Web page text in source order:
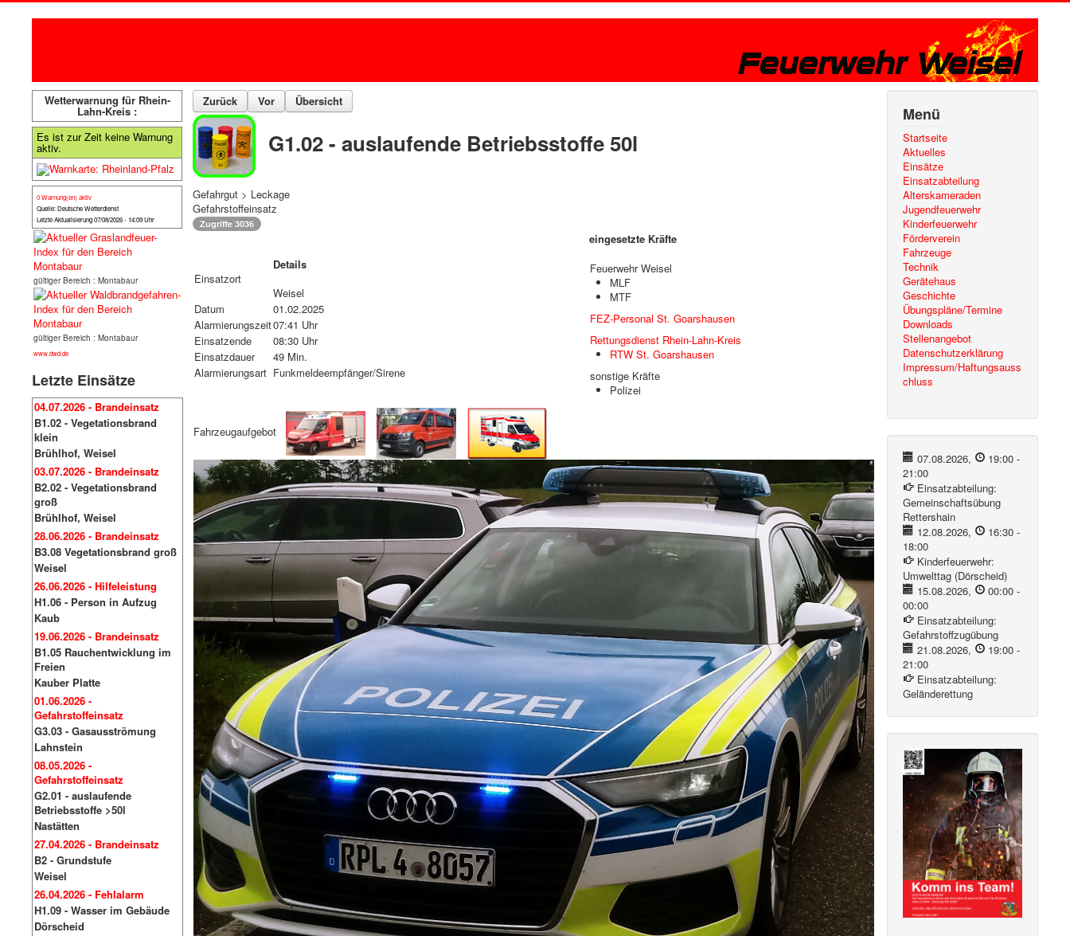
Wetterwarnung für Rhein-
Lahn-Kreis :
Es ist zur Zeit keine Warnung
aktiv.
0 Warnung(en) aktiv
Quelle: Deutsche Wetterdienst
Letzte Aktualisierung 07/08/2026 - 14:09 Uhr
gültiger Bereich : Montabaur
gültiger Bereich : Montabaur
www.dwd.de
Letzte Einsätze
04.07.2026 - Brandeinsatz
B1.02 - Vegetationsbrand
klein
Brühlhof, Weisel
03.07.2026 - Brandeinsatz
B2.02 - Vegetationsbrand
groß
Brühlhof, Weisel
28.06.2026 - Brandeinsatz
B3.08 Vegetationsbrand groß
Weisel
26.06.2026 - Hilfeleistung
H1.06 - Person in Aufzug
Kaub
19.06.2026 - Brandeinsatz
B1.05 Rauchentwicklung im
Freien
Kauber Platte
01.06.2026 -
Gefahrstoffeinsatz
G3.03 - Gasausströmung
Lahnstein
08.05.2026 -
Gefahrstoffeinsatz
G2.01 - auslaufende
Betriebsstoffe >50l
Nastätten
27.04.2026 - Brandeinsatz
B2 - Grundstufe
Weisel
26.04.2026 - Fehlalarm
H1.09 - Wasser im Gebäude
Dörscheid
Zurück Vor Übersicht
G1.02 - auslaufende Betriebsstoffe 50l
Gefahrgut > Leckage
Gefahrstoffeinsatz
Zugriffe 3036
Einsatzort
Details
Weisel
Datum
01.02.2025
Alarmierungszeit07:41 Uhr
Einsatzende
08:30 Uhr
Einsatzdauer
49 Min.
Alarmierungsart Funkmeldeempfänger/Sirene
eingesetzte Kräfte
Feuerwehr Weisel
MLF
MTF
FEZ-Personal St. Goarshausen
Rettungsdienst Rhein-Lahn-Kreis
RTW St. Goarshausen
sonstige Kräfte
Polizei
Fahrzeugaufgebot
Menü
Startseite
Aktuelles
Einsätze
Einsatzabteilung
Alterskameraden
Jugendfeuerwehr
Kinderfeuerwehr
Förderverein
Fahrzeuge
Technik
Gerätehaus
Geschichte
Übungspläne/Termine
Downloads
Stellenangebot
Datenschutzerklärung
Impressum/Haftungsauss
chluss
07.08.2026, 19:00-
21:00
Einsatzabteilung:
Gemeinschaftsübung
Rettershain
12.08.2026, 16:30-
18:00
Kinderfeuerwehr:
Umwelttag (Dörscheid)
15.08.2026, 00:00-
00:00
Einsatzabteilung:
Gefahrstoffzugübung
21.08.2026, 19:00-
21:00
Einsatzabteilung:
Geländerettung